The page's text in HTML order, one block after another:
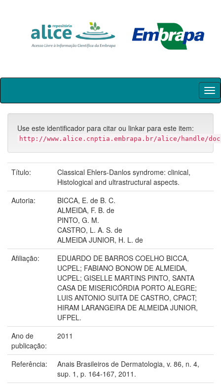
Skip
Use este identificador para citar ou linkar para este item:
http://www.alice.cnptia.embrapa.br/alice/handle/
Título:
Classical Ehlers-Danlos syndrome: clinical,
Histological and ultrastructural aspects.
Autoria:
BICCA, E. de B. C.
ALMEIDA, F. B. de
PINTO, G. M.
CASTRO, L. A. S. de
ALMEIDA JUNIOR, H. L. de
Afiliação:
EDUARDO DE BARROS COELHO BICCA,
UCPEL; FABIANO BONOW DE ALMEIDA,
UCPEL; GISELLE MARTINS PINTO, SANTA
CASA DE MISERICÓRDIA PORTO ALEGRE;
LUIS ANTONIO SUITA DE CASTRO, CPACT;
HIRAM LARANGEIRA DE ALMEIDA JUNIOR,
UFPEL.
Ano de
publicação:
2011
Referência:
Anais Brasileiros de Dermatologia, v. 86, n. 4,
sup. 1, p. 164-167, 2011.